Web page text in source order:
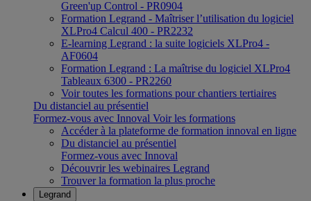
Green'up Control - PR0904
Formation Legrand - Maîtriser l’utilisation du logiciel
XLPro4 Calcul 400 - PR2232
E-learning Legrand : la suite logiciels XLPro4 -
AF0604
Formation Legrand : La maîtrise du logiciel XLPro4
Tableaux 6300 - PR2260
Voir toutes les formations pour chantiers tertiaires
Du distanciel au présentiel
Formez-vous avec Innoval Voir les formations
Accéder à la plateforme de formation innoval en ligne
Du distanciel au présentiel
Formez-vous avec Innoval
Découvrir les webinaires Legrand
Trouver la formation la plus proche
Legrand